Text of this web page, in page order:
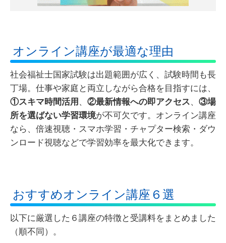
オンライン講座が最適な理由
社会福祉士国家試験は出題範囲が広く、試験時間も長
丁場。仕事や家庭と両立しながら合格を目指すには、
①スキマ時間活用 、 ②最新情報への即アクセス、 ③場
所を選ばない学習環境が不可欠です。オンライン講座
なら、倍速視聴・スマホ学習・チャプター検索・ダウ
ンロード視聴などで学習効率を最大化できます。
おすすめオンライン講座６選
以下に厳選した６講座の特徴と受講料をまとめました
（順不同）。